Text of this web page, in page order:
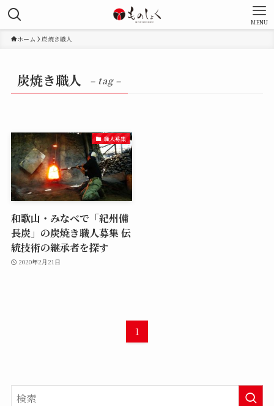
MENU
ホーム 炭焼き職人
炭焼き職人 – tag –
職人募集
和歌山・みなべで「紀州備
長炭」の炭焼き職人募集 伝
統技術の継承者を探す
2020年2月21日
1